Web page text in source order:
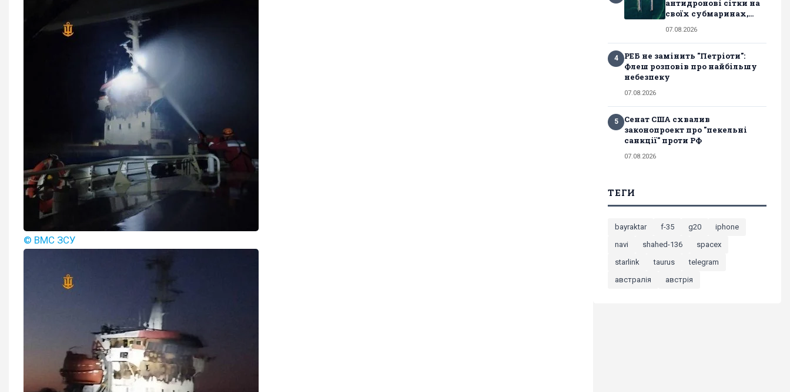
© ВМС ЗСУ
антидронові сітки на
своїх субмаринах,...
07.08.2026
4
РЕБ не замінить "Петріоти":
Флеш розповів про найбільшу
небезпеку
07.08.2026
5
Сенат США схвалив
законопроект про "пекельні
санкції" проти РФ
07.08.2026
ТЕГИ
bayraktar f-35 g20
iphone
navi
shahed-136
spacex
starlink
taurus
telegram
австралія
австрія